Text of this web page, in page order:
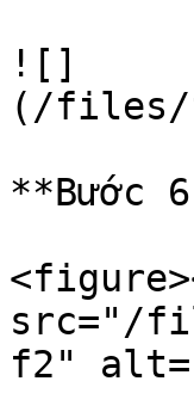
![]
(/files/
**Bước
src="/
f2"